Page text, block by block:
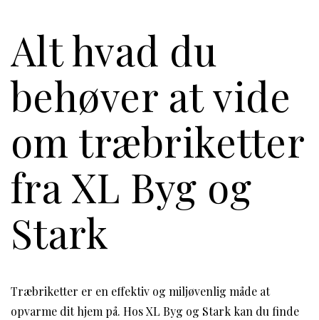
Alt hvad du
behøver at vide
om træbriketter
fra XL Byg og
Stark
Træbriketter er en effektiv og miljøvenlig måde at
opvarme dit hjem på. Hos XL Byg og Stark kan du finde